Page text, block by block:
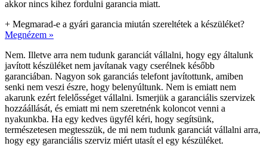
akkor nincs kihez fordulni garancia miatt.
+ Megmarad-e a gyári garancia miután szereltétek a készüléket?
Megnézem »
Nem. Illetve arra nem tudunk garanciát vállalni, hogy egy általunk
javított készüléket nem javítanak vagy cserélnek később
garanciában. Nagyon sok garanciás telefont javítottunk, amiben
senki nem veszi észre, hogy belenyúltunk. Nem is emiatt nem
akarunk ezért felelősséget vállalni. Ismerjük a garanciális szervizek
hozzáállását, és emiatt mi nem szeretnénk koloncot venni a
nyakunkba. Ha egy kedves ügyfél kéri, hogy segítsünk,
természetesen megtesszük, de mi nem tudunk garanciát vállalni arra,
hogy egy garanciális szerviz miért utasít el egy készüléket.